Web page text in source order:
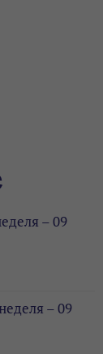
– 09
– 09